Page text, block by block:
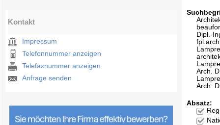
Kontakt
Impressum
Telefonnummer anzeigen
Telefaxnummer anzeigen
Anfrage senden
Dipl.-
Arch.
Arch.
Absatz: